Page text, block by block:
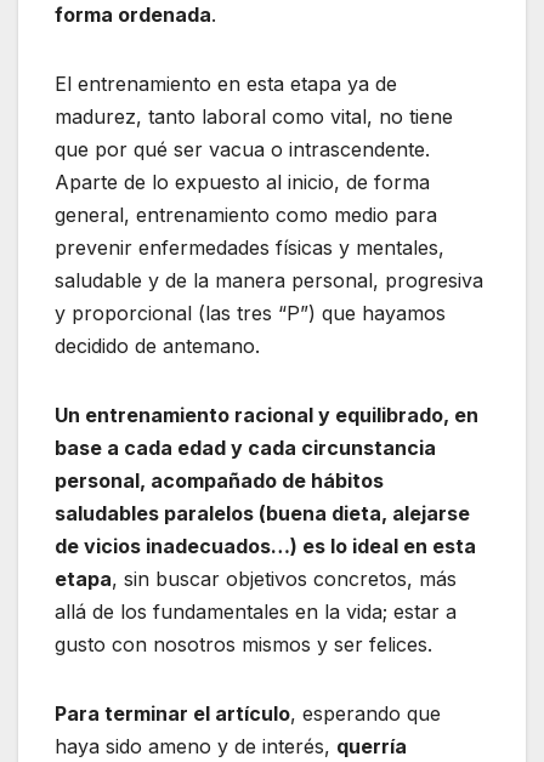
forma ordenada.
El entrenamiento en esta etapa ya de
madurez, tanto laboral como vital, no tiene
que por qué ser vacua o intrascendente.
Aparte de lo expuesto al inicio, de forma
general, entrenamiento como medio para
prevenir enfermedades físicas y mentales,
saludable y de la manera personal, progresiva
y proporcional (las tres “P”) que hayamos
decidido de antemano.
Un entrenamiento racional y equilibrado, en
base a cada edad y cada circunstancia
personal, acompañado de hábitos
saludables paralelos (buena dieta, alejarse
de vicios inadecuados…) es lo ideal en esta
etapa, sin buscar objetivos concretos, más
allá de los fundamentales en la vida; estar a
gusto con nosotros mismos y ser felices.
Para terminar el artículo, esperando que
haya sido ameno y de interés, querría